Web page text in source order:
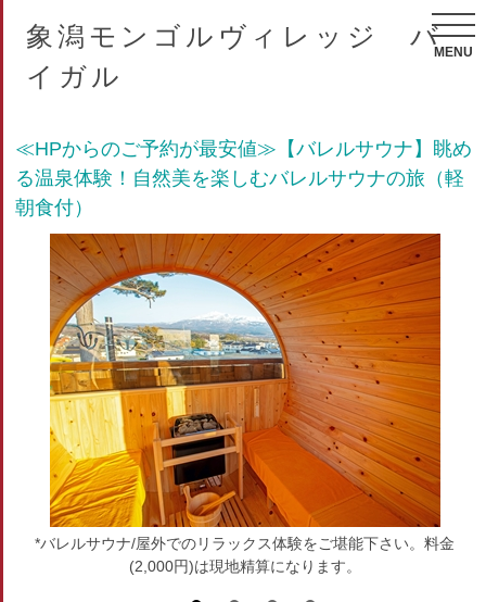
象潟モンゴルヴィレッジ バ
イガル
MENU
≪HPからのご予約が最安値≫【バレルサウナ】眺め
る温泉体験！自然美を楽しむバレルサウナの旅（軽
朝食付）
*バレルサウナ/屋外でのリラックス体験をご堪能下さい。料金
(2,000円)は現地精算になります。